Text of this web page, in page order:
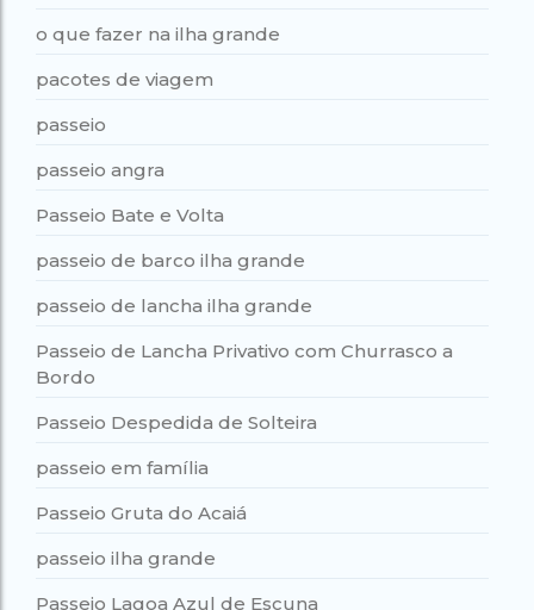
o que fazer na ilha grande
pacotes de viagem
passeio
passeio angra
Passeio Bate e Volta
passeio de barco ilha grande
passeio de lancha ilha grande
Passeio de Lancha Privativo com Churrasco a
Bordo
Passeio Despedida de Solteira
passeio em família
Passeio Gruta do Acaiá
passeio ilha grande
Passeio Lagoa Azul de Escuna